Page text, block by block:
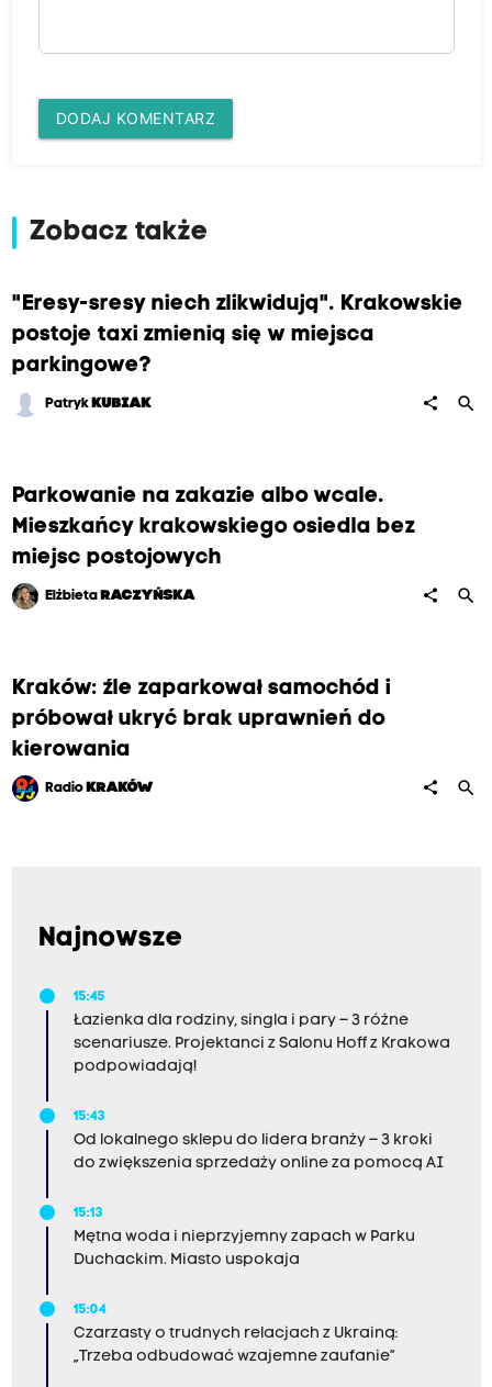
DODAJ KOMENTARZ
Zobacz także
"Eresy-sresy niech zlikwidują". Krakowskie
postoje taxi zmienią się w miejsca
parkingowe?
Patryk KUBIAK share search
Parkowanie na zakazie albo wcale.
Mieszkańcy krakowskiego osiedla bez
miejsc postojowych
Elżbieta RACZYŃSKA share search
Kraków: źle zaparkował samochód i
próbował ukryć brak uprawnień do
kierowania
Radio KRAKÓW share search
Najnowsze
15:45
Łazienka dla rodziny, singla i pary – 3 różne
scenariusze. Projektanci z Salonu Hoff z Krakowa
podpowiadają!
15:43
Od lokalnego sklepu do lidera branży – 3 kroki
do zwiększenia sprzedaży online za pomocą AI
15:13
Mętna woda i nieprzyjemny zapach w Parku
Duchackim. Miasto uspokaja
15:04
Czarzasty o trudnych relacjach z Ukrainą:
„Trzeba odbudować wzajemne zaufanie”